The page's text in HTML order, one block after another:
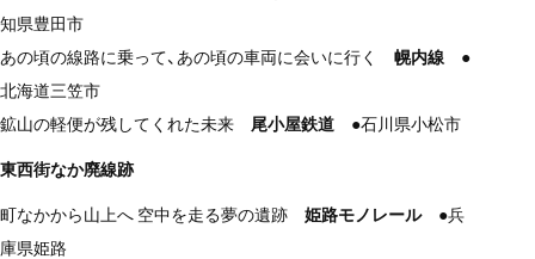
知県豊田市
あの頃の線路に乗って、あの頃の車両に会いに行く 幌内線 ●
北海道三笠市
鉱山の軽便が残してくれた未来 尾小屋鉄道 ●石川県小松市
東西街なか廃線跡
町なかから山上へ 空中を走る夢の遺跡 姫路モノレール●兵
庫県姫路